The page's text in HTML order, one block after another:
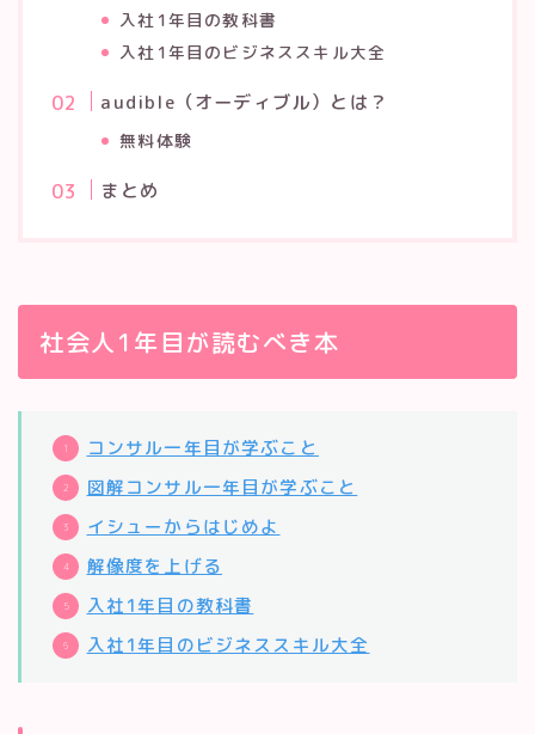
入社1年目の教科書
入社1年目のビジネススキル大全
audible（オーディブル）とは？
無料体験
まとめ
社会人1年目が読むべき本
コンサル一年目が学ぶこと
図解コンサル一年目が学ぶこと
イシューからはじめよ
解像度を上げる
入社1年目の教科書
入社1年目のビジネススキル大全